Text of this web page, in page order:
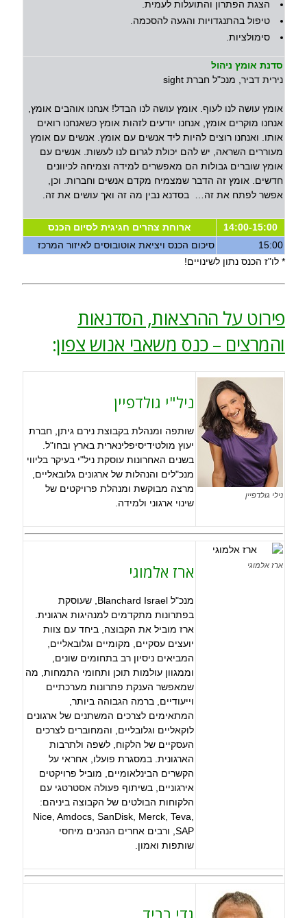
הצגת הפתרון והתועלות לעמית.
טיפול בהתנגדויות והגעה להסכמה.
סימולציות.
סדנת אומץ ניהול
נירית דביר, מנכ"ל חברת sight
אומץ עושה לנו לעוף. אומץ עושה לנו הבדל! אנחנו אוהבים אומץ,
אנחנו מוקרים אומץ, אנחנו יודעים לזהות אומץ כשאנחנו רואים
אותו. ואנחנו רוצים להיות ליד אנשים עם אומץ. אנשים עם אומץ
מעוררים השראה, יש להם יכולת לגרום לנו לעשות. אנשים עם
אומץ שוברים גבולות הם מאפשרים למידה וצמיחה לכיוונים
חדשים. אומץ זה הדבר שמצמיח מקדם אנשים וחברות. וכן,
אפשר לפתח את זה… בסדנא נבין מה זה ואך עושים את זה.
14:00-15:00
ארוחת צהרים חגיגית לסיום הכנס
15:00
סיכום הכנס ויציאת אוטובוסים לאיזור המרכז
* לו"ז הכנס נתון לשינויים!
פירוט על ההרצאות, הסדנאות
והמרצים – כנס משאבי אנושצפון:
נילי גולדפיין
ניל"י גולדפיין
שותפה ומנהלת בקבוצת נירם גיתן, חברת
יעוץ מולטידיסיפלינארית בארץ ובחו"ל.
בשנים האחרונות עוסקת ניל"י בעיקר בליווי
מנכ"לים והנהלות של ארגונים גלובאליים,
מרצה מבוקשת ומנהלת פרויקטים של
שינוי ארגוני ולמידה.
ארז אלמוגי ארז אלמוגי
מנכ"ל Blanchard Israel, שעוסקת
בפתרונות מתקדמים למנהיגות ארגונית.
ארז מוביל את הקבוצה, ביחד עם צוות
יועצים עסקיים, מקומיים וגלובאליים,
המביאים ניסיון רב בתחומים שונים,
וממגוון עולמות תוכן ותחומי התמחות, מה
שמאפשר הענקת פתרונות מערכתיים
וייעודיים, ברמה הגבוהה ביותר,
המתאימים לצרכים המשתנים של ארגונים
לוקאליים וגלובליים, והמחוברים לצרכים
העסקיים של הלקוח, לשפה ולתרבות
הארגונית. במסגרת פועלו, אחראי על
הקשרים הבינלאומיים, מוביל פרויקטים
אירגוניים, בשיתוף פעולה אסטרטגי עם
הלקוחות הבולטים של הקבוצה ביניהם:
Nice, Amdocs, SanDisk, Merck, Teva,
SAP, ורבים אחרים הנהנים מיחסי
שותפות ואמון.
גדי רביד